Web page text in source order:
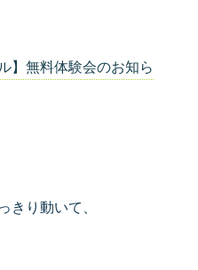
】無料体験会のお知ら
きり動いて、